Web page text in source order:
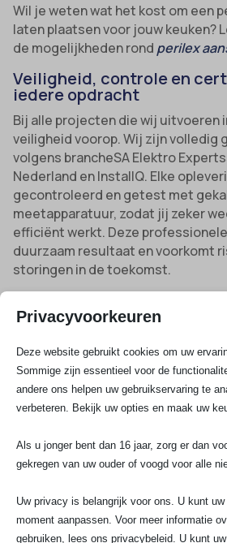
Wil je weten wat het kost om een
laten plaatsen voor jouw keuken?
de mogelijkheden rond perilex
Veiligheid, controle en
iedere opdracht
Bij alle projecten die wij uitvoeren
veiligheid voorop. Wij zijn volledig
volgens brancheSA Elektro
Nederland en InstallQ. Elke
gecontroleerd en getest met
meetapparatuur, zodat jij zeker
efficiënt werkt. Deze
duurzaam resultaat en voorkomt
storingen in de toekomst.
elektricien Benthuizen
welke installatie het beste is voor
het ons weten: bel ons, stuur een
voor vrijblijvend advies en een
Wil je direct duidelijkheid over
voor jouw elektra project in
onbeperkt advies.
Bekijk al onze
Privacyvoorkeuren
Deze website gebruikt cookies om uw
Sommige zijn essentieel voor de
andere ons helpen uw gebruikservaring te
verbeteren. Bekijk uw opties en maak uw
Als u jonger bent dan 16 jaar, zorg er dan
gekregen van uw ouder of voogd voor alle
Uw privacy is belangrijk voor ons. U kunt
moment aanpassen. Voor meer informatie
gebruiken, lees ons privacybeleid. U kunt